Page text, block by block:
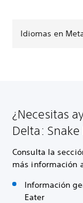
Idiomas en
¿Necesitas
Delta: Snake
Consulta la
más información
Información
Eater